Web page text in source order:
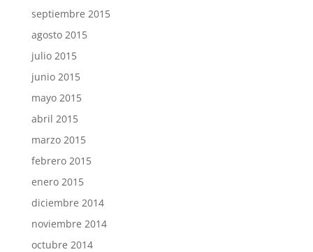
septiembre 2015
agosto 2015
julio 2015
junio 2015
mayo 2015
abril 2015
marzo 2015
febrero 2015
enero 2015
diciembre 2014
noviembre 2014
octubre 2014